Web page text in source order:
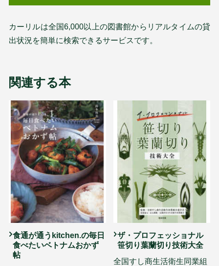
カーリルは全国6,000以上の図書館からリアルタイムの貸
出状況を簡単に検索できるサービスです。
関連する本
食通が通うkitchen.の毎日
食べたいベトナムおかず
帖
ザ・プロフェッショナル
笹切り葉蘭切り技術大全
全国すし商生活衛生同業組